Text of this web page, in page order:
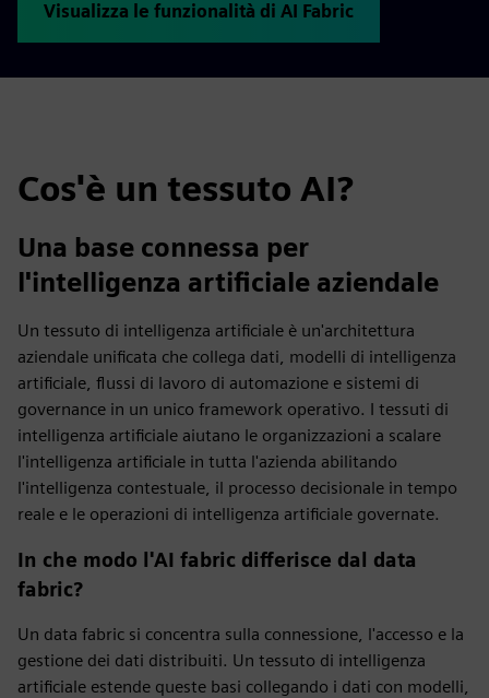
Visualizza le funzionalità di AI Fabric
Cos'è un tessuto AI?
Una base connessa per
l'intelligenza artificiale aziendale
Un tessuto di intelligenza artificiale è un'architettura
aziendale unificata che collega dati, modelli di intelligenza
artificiale, flussi di lavoro di automazione e sistemi di
governance in un unico framework operativo. I tessuti di
intelligenza artificiale aiutano le organizzazioni a scalare
l'intelligenza artificiale in tutta l'azienda abilitando
l'intelligenza contestuale, il processo decisionale in tempo
reale e le operazioni di intelligenza artificiale governate.
In che modo l'AI fabric differisce dal data
fabric?
Un data fabric si concentra sulla connessione, l'accesso e la
gestione dei dati distribuiti. Un tessuto di intelligenza
artificiale estende queste basi collegando i dati con modelli,